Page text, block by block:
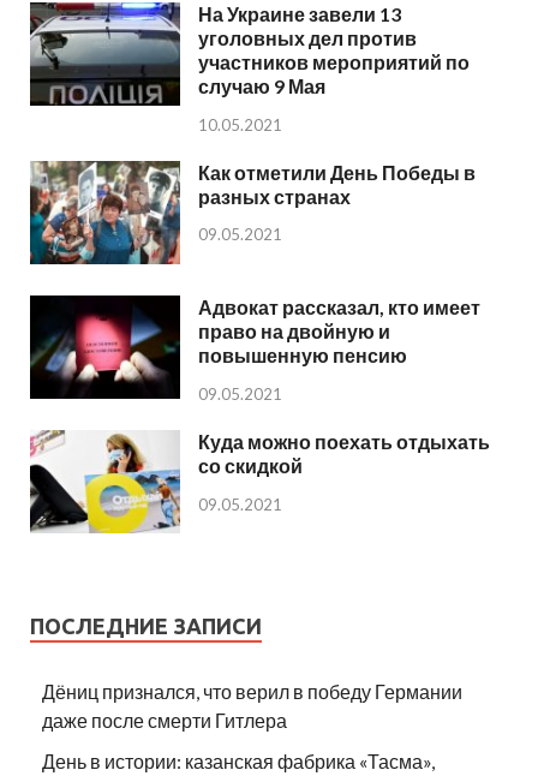
На Украине завели 13
уголовных дел против
участников мероприятий по
случаю 9 Мая
10.05.2021
Как отметили День Победы в
разных странах
09.05.2021
Адвокат рассказал, кто имеет
право на двойную и
повышенную пенсию
09.05.2021
Куда можно поехать отдыхать
со скидкой
09.05.2021
ПОСЛЕДНИЕ ЗАПИСИ
Дёниц признался, что верил в победу Германии
даже после смерти Гитлера
День в истории: казанская фабрика «Тасма»,